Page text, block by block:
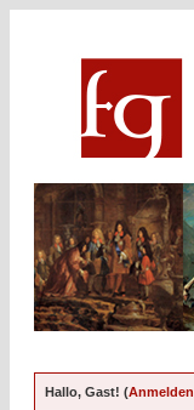
Hallo, Gast! (Anmelden